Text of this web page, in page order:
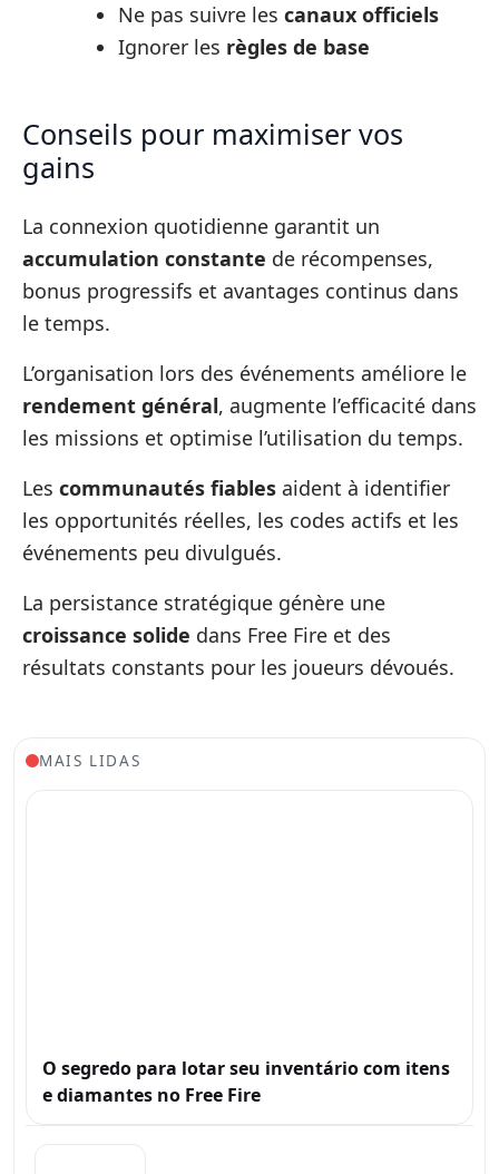
Ne pas suivre les canaux officiels
Ignorer les règles de base
Conseils pour maximiser vos
gains
La connexion quotidienne garantit un
accumulation constante de récompenses,
bonus progressifs et avantages continus dans
le temps.
L’organisation lors des événements améliore le
rendement général, augmente l’efficacité dans
les missions et optimise l’utilisation du temps.
Les communautés fiables aident à identifier
les opportunités réelles, les codes actifs et les
événements peu divulgués.
La persistance stratégique génère une
croissance solide dans Free Fire et des
résultats constants pour les joueurs dévoués.
MAIS LIDAS
O segredo para lotar seu inventário com itens
e diamantes no Free Fire